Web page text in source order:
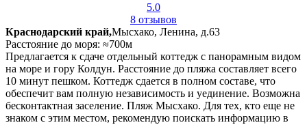
5.0
8 отзывов
Краснодарский край,Мысхако, Ленина, д.63
Расстояние до моря: ≈700м
Предлагается к сдаче отдельный коттедж с панорамным видом
на море и гору Колдун. Расстояние до пляжа составляет всего
10 минут пешком. Коттедж сдается в полном составе, что
обеспечит вам полную независимость и уединение. Возможна
бесконтактная заселение. Пляж Мысхако. Для тех, кто еще не
знаком с этим местом, рекомендую поискать информацию в